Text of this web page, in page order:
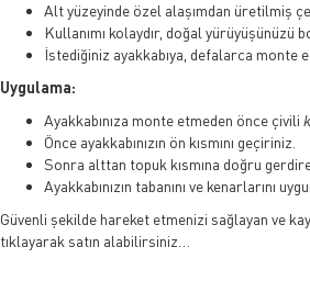
Alt yüzeyinde özel alaşımdan üretilmiş
Kullanımı kolaydır, doğal yürüyüşünüzü
İstediğiniz ayakkabıya, defalarca monte
Uygulama:
Ayakkabınıza monte etmeden önce çivili
Önce ayakkabınızın ön kısmını geçiriniz.
Sonra alttan topuk kısmına doğru
Ayakkabınızın tabanını ve kenarlarını
Güvenli şekilde hareket etmenizi sağlayan ve
tıklayarak satın alabilirsiniz…